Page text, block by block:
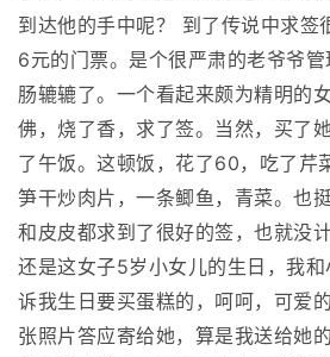
到达他的手中呢？ 到了传说中求签
6元的门票。是个很严肃的老爷爷
肠辘辘了。一个看起来颇为精明的
佛，烧了香，求了签。当然，买了
了午饭。这顿饭，花了60，吃了芹
笋干炒肉片，一条鲫鱼，青菜。也
和皮皮都求到了很好的签，也就没
还是这女子5岁小女儿的生日，我
诉我生日要买蛋糕的，呵呵，可爱
张照片答应寄给她，算是我送给她